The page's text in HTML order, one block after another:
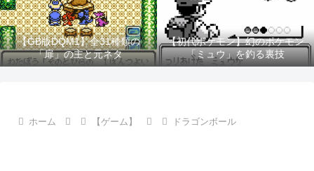
【GB版DQM1】全31種類の
「扉」の主と元ネタ
【初代ポケモン】幻のポケモン
「ミュウ」を釣る裏技
ホーム 【ゲーム】 ドラゴンボール